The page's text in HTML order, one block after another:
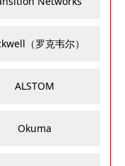
（罗克韦尔）
ALSTOM
Okuma